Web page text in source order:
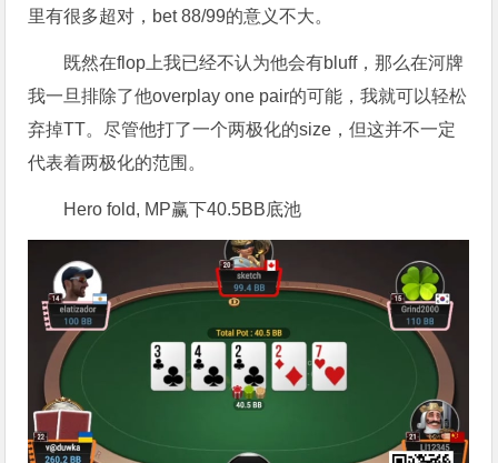
里有很多超对，bet 88/99的意义不大。
既然在flop上我已经不认为他会有bluff，那么在河牌
我一旦排除了他overplay one pair的可能，我就可以轻松
弃掉TT。尽管他打了一个两极化的size，但这并不一定
代表着两极化的范围。
Hero fold, MP赢下40.5BB底池